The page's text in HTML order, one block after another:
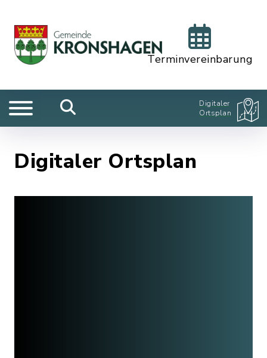
Terminvereinbarung
Digitaler
Ortsplan
Digitaler Ortsplan